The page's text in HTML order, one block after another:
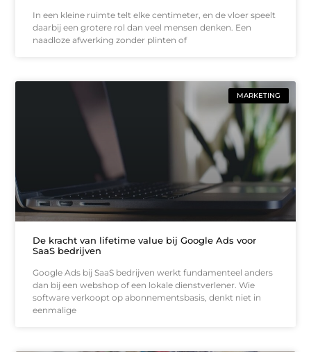
In een kleine ruimte telt elke centimeter, en de vloer speelt
daarbij een grotere rol dan veel mensen denken. Een
naadloze afwerking zonder plinten of
MARKETING
De kracht van lifetime value bij Google Ads voor
SaaS bedrijven
Google Ads bij SaaS bedrijven werkt fundamenteel anders
dan bij een webshop of een lokale dienstverlener. Wie
software verkoopt op abonnementsbasis, denkt niet in
eenmalige